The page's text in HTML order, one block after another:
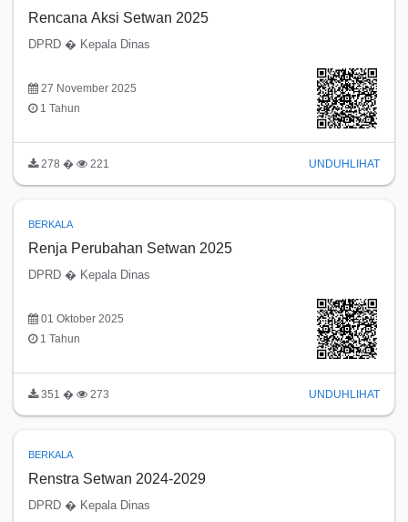
Rencana Aksi Setwan 2025
DPRD � Kepala Dinas
27 November 2025
1 Tahun
278 � 221 UNDUH LIHAT
BERKALA
Renja Perubahan Setwan 2025
DPRD � Kepala Dinas
01 Oktober 2025
1 Tahun
351 � 273 UNDUH LIHAT
BERKALA
Renstra Setwan 2024-2029
DPRD � Kepala Dinas